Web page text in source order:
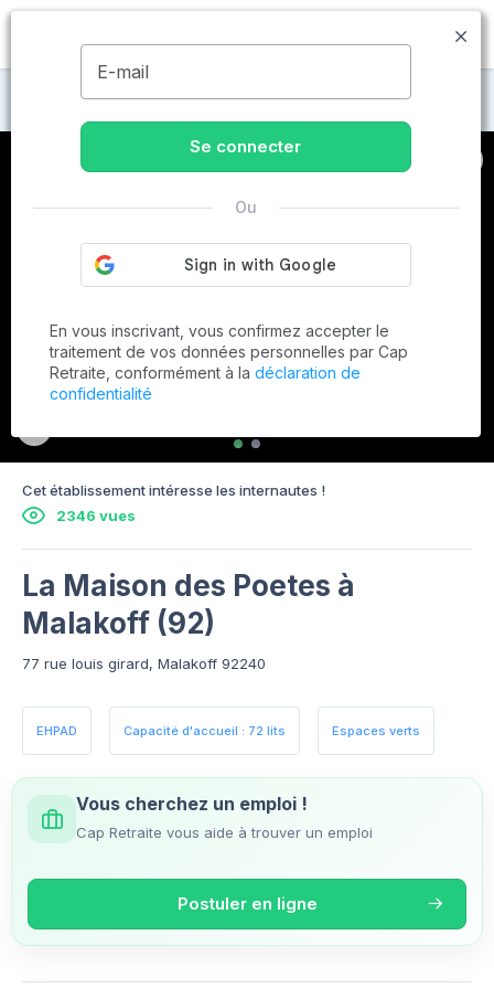
MENU
Maisons de retraite à Malakoff
Cet établissement intéresse les internautes !
2346 vues
La Maison des Poetes à
Malakoff (92)
77 rue louis girard, Malakoff 92240
EHPAD Capacité d'accueil : 72 lits Espaces verts
Vous cherchez un emploi !
Cap Retraite vous aide à trouver un emploi
Postuler en ligne
E-mail
Se connecter
Ou
En vous inscrivant, vous confirmez accepter le
traitement de vos données personnelles par Cap
Retraite, conformément à la déclaration de
confidentialité